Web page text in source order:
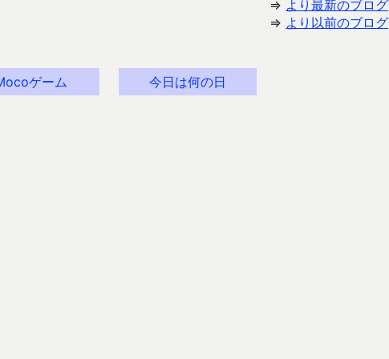
⇒ より最新のブログ
⇒ より以前のブログ
ゲーム 今日は何の日